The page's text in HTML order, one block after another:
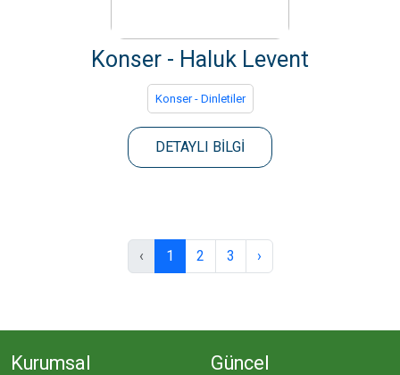
Konser - Haluk Levent
Konser - Dinletiler
DETAYLI BİLGİ
‹ 1 2 3 ›
Kurumsal Güncel